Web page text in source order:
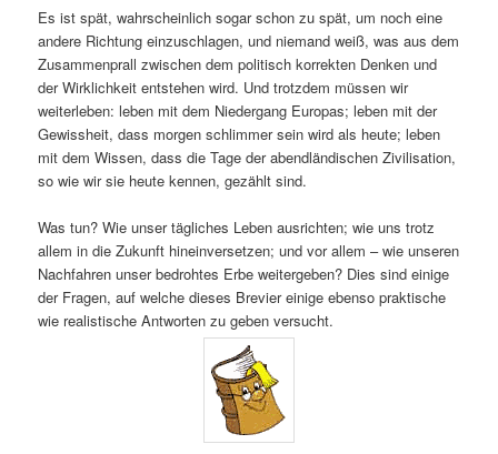
Es ist spät, wahrscheinlich sogar schon zu spät, um noch eine
andere Richtung einzuschlagen, und niemand weiß, was aus dem
Zusammenprall zwischen dem politisch korrekten Denken und
der Wirklichkeit entstehen wird. Und trotzdem müssen wir
weiterleben: leben mit dem Niedergang Europas; leben mit der
Gewissheit, dass morgen schlimmer sein wird als heute; leben
mit dem Wissen, dass die Tage der abendländischen Zivilisation,
so wie wir sie heute kennen, gezählt sind.
Was tun? Wie unser tägliches Leben ausrichten; wie uns trotz
allem in die Zukunft hineinversetzen; und vor allem – wie unseren
Nachfahren unser bedrohtes Erbe weitergeben? Dies sind einige
der Fragen, auf welche dieses Brevier einige ebenso praktische
wie realistische Antworten zu geben versucht.